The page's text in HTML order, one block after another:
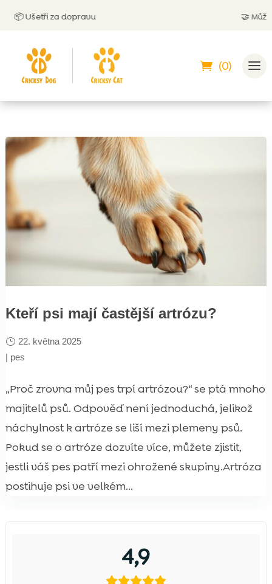
Ušetři za dopravu Můžeš
(0)
Kteří psi mají častější artrózu?
22. května 2025
| pes
„Proč zrovna můj pes trpí artrózou?“ se ptá mnoho
majitelů psů. Odpověď není jednoduchá, jelikož
náchylnost k artróze se liší mezi plemeny psů.
Pokud se o artróze dozvíte více, můžete zjistit,
jestli váš pes patří mezi ohrožené skupiny.Artróza
postihuje psi ve velkém...
4,9